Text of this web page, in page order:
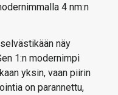
4 nm:n
näy
1:n modernimpi
yksin, vaan piirin
on parannettu,